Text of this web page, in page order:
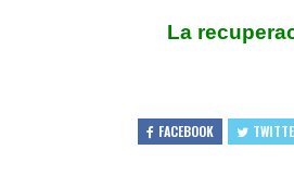
La
FACEBOOK